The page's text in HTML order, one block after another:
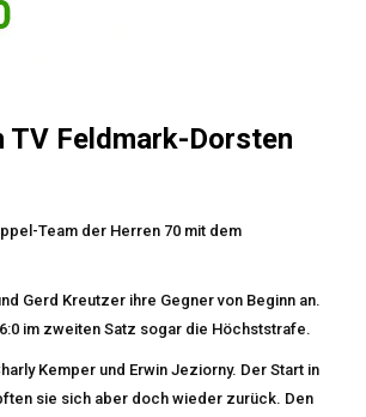
TV Feldmark-Dorsten
Team der Herren 70 mit dem
Gerd Kreutzer ihre Gegner von Beginn an.
im zweiten Satz sogar die Höchststrafe.
Kemper und Erwin Jeziorny. Der Start in
sie sich aber doch wieder zurück. Den